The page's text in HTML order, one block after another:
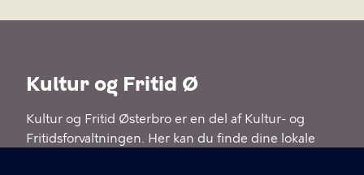
Kultur og Fritid Ø
Kultur og Fritid Østerbro er en del af Kultur- og
Fritidsforvaltningen. Her kan du finde dine lokale